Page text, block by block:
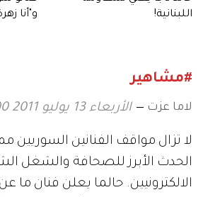
اللبنانية!
و"أنا
#مشاهير
لاما عزت الأربعاء 13 يوليو 2011 04:00
لا تزال مواقف الفنانين السوريين
الحدث الأبرز للصحافة والشغل
الالكترونيين. حالما يعلن فنان ما